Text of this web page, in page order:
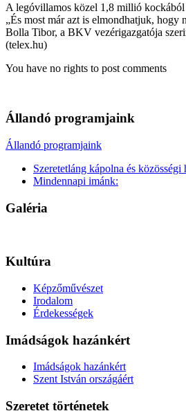
A legóvillamos közel 1,8 millió kockából
„És most már azt is elmondhatjuk,
Bolla Tibor, a BKV vezérigazgatója
(telex.hu)
You have no rights to post comments
Állandó programjaink
Állandó programjaink
Szeretetláng kápolna és közösségi
Mindennapi imánk:
Galéria
Kultúra
Képzőművészet
Irodalom
Érdekességek
Imádságok hazánkért
Imádságok hazánkért
Szent István országáért
Szeretet történetek